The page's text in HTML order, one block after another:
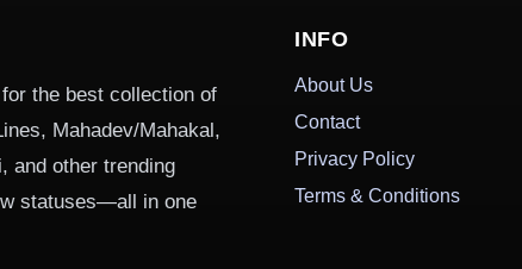
the best collection of
Mahadev/Mahakal,
and other trending
statuses—all in one
INFO
About Us
Contact
Privacy Policy
Terms & Conditions